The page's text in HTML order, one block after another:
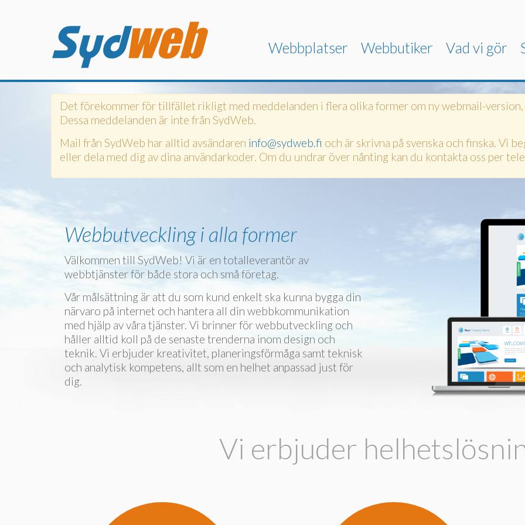
Webbplatser Webbutiker Vad vi gör
Det förekommer för tillfället rikligt med meddelanden i flera olika former om ny webmail-
Dessa meddelanden är inte från SydWeb.
Mail från SydWeb har alltid avsändaren info@sydweb.fi och är skrivna på svenska och finska. Vi
eller dela med dig av dina användarkoder. Om du undrar över nånting kan du kontakta oss per
Webbutveckling i alla former
Välkommen till SydWeb! Vi är en totalleverantör av
webbtjänster för både stora och små företag.
Vår målsättning är att du som kund enkelt ska kunna bygga din
närvaro på internet och hantera all din webbkommunikation
med hjälp av våra tjänster. Vi brinner för webbutveckling och
håller alltid koll på de senaste trenderna inom design och
teknik. Vi erbjuder kreativitet, planeringsförmåga samt teknisk
och analytisk kompetens, allt som en helhet anpassad just för
dig.
Vi erbjuder